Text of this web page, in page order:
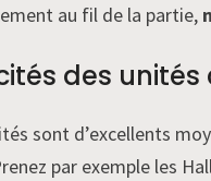
au fil de la partie,
des
sont d’excellents
par exemple les